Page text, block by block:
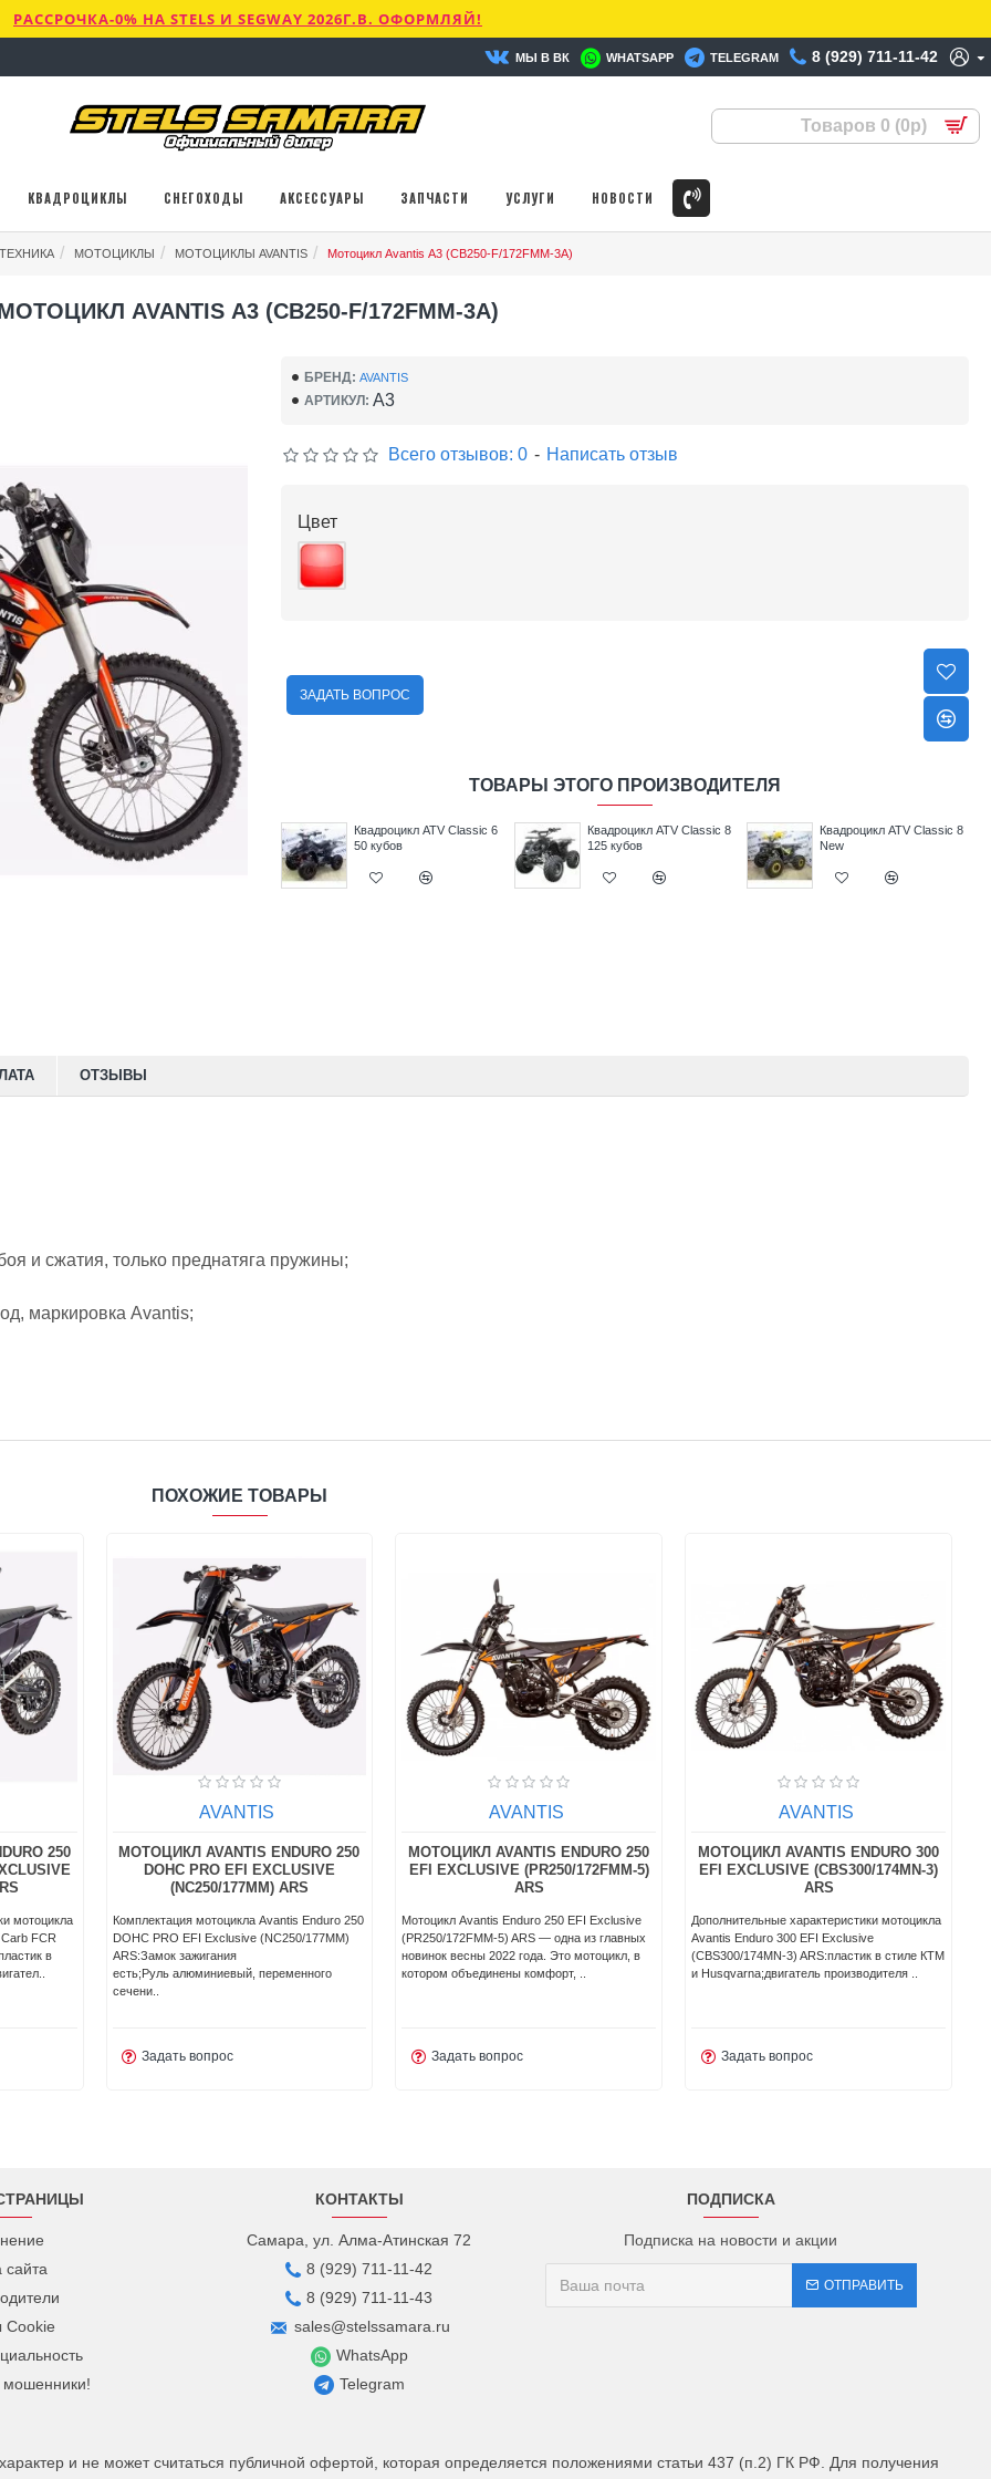
РАССРОЧКА-0% НА STELS И SEGWAY 2026Г.В. ОФОРМЛЯЙ!
МЫ В ВК WHATSAPP TELEGRAM 8 (929) 711-11-42
Товаров 0 (0р)
КВАДРОЦИКЛЫ СНЕГОХОДЫ АКСЕССУАРЫ ЗАПЧАСТИ УСЛУГИ НОВОСТИ
МОТОЦИКЛЫ МОТОЦИКЛЫ AVANTIS Мотоцикл Avantis А3 (CB250-F/172FMM-3A)
AVANTIS А3 (CB250-F/172FMM-3A)
БРЕНД: AVANTIS
АРТИКУЛ: A3
Всего отзывов: 0 - Написать отзыв
Цвет
ЗАДАТЬ ВОПРОС
ТОВАРЫ ЭТОГО ПРОИЗВОДИТЕЛЯ
Квадроцикл ATV Classic 6
110 кубов
Квадроцикл ATV Classic 6
50 кубов
Квадроцикл ATV Classic 8
125 кубов
Квадроцикл ATV Classic 8
New
ОТЗЫВЫ
и сжатия, только преднатяга пружины;
маркировка Avantis;
ПОХОЖИЕ ТОВАРЫ
250
мотоцикла
FCR
в
AVANTIS
МОТОЦИКЛ AVANTIS ENDURO 250
DOHC PRO EFI EXCLUSIVE
(NC250/177MM) ARS
Комплектация мотоцикла Avantis Enduro 250
DOHC PRO EFI Exclusive (NC250/177MM)
ARS:Замок зажигания
есть;Руль алюминиевый, переменного
сечени..
Задать вопрос
AVANTIS
МОТОЦИКЛ AVANTIS ENDURO 250
EFI EXCLUSIVE (PR250/172FMM-5)
ARS
Мотоцикл Avantis Enduro 250 EFI Exclusive
(PR250/172FMM-5) ARS — одна из главных
новинок весны 2022 года. Это мотоцикл, в
котором объединены комфорт, ..
Задать вопрос
AVANTIS
МОТОЦИКЛ AVANTIS ENDURO 300
EFI EXCLUSIVE (CBS300/174MN-3)
ARS
Дополнительные характеристики мотоцикла
Avantis Enduro 300 EFI Exclusive
(CBS300/174MN-3) ARS:пластик в стиле КТМ
и Husqvarna;двигатель производителя ..
Задать вопрос
сайта
КОНТАКТЫ
Самара, ул. Алма-Атинская 72
8 (929) 711-11-42
8 (929) 711-11-43
sales@stelssamara.ru
WhatsApp
Telegram
ПОДПИСКА
Подписка на новости и акции
ОТПРАВИТЬ
и не может считаться публичной офертой, которая определяется положениями статьи 437 (п.2) ГК РФ. Для получения